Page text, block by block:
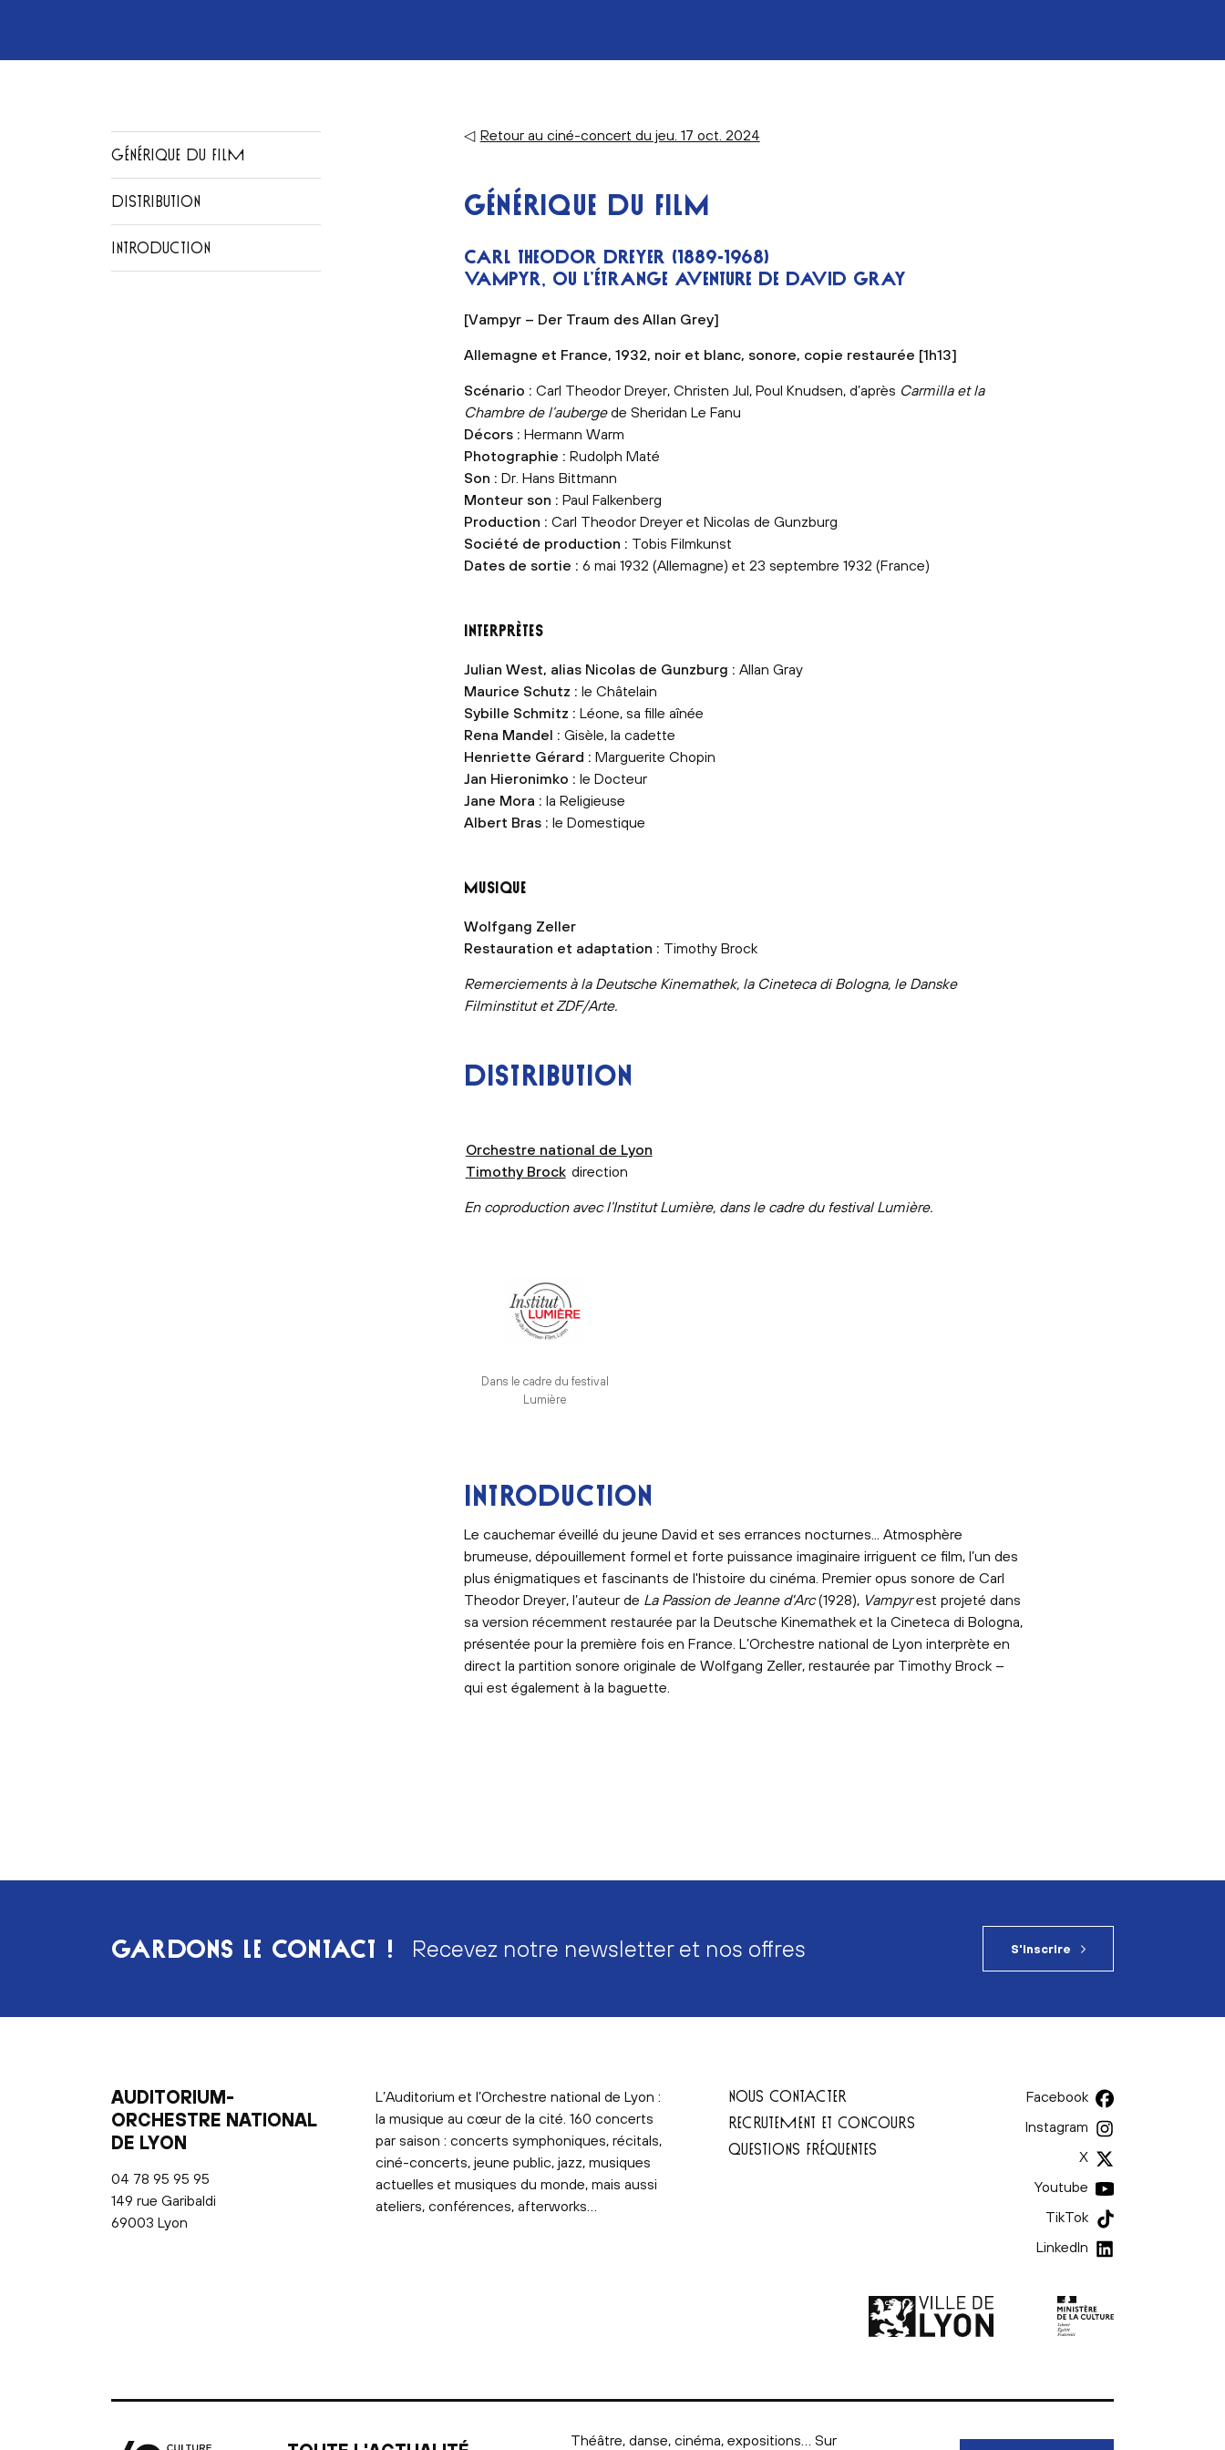
GÉNÉRIQUE DU FILM
DISTRIBUTION
INTRODUCTION
◁ Retour au ciné-concert du jeu. 17 oct. 2024
GÉNÉRIQUE DU FILM
CARL THEODOR DREYER (1889-1968)
VAMPYR, OU L’ÉTRANGE AVENTURE DE DAVID GRAY
[Vampyr – Der Traum des Allan Grey]
Allemagne et France, 1932, noir et blanc, sonore, copie restaurée [1h13]
Scénario : Carl Theodor Dreyer, Christen Jul, Poul Knudsen, d’après Carmilla et la
Chambre de l’aubergede Sheridan Le Fanu
Décors : Hermann Warm
Photographie : Rudolph Maté
Son : Dr. Hans Bittmann
Monteur son : Paul Falkenberg
Production : Carl Theodor Dreyer et Nicolas de Gunzburg
Société de production : Tobis Filmkunst
Dates de sortie : 6 mai 1932 (Allemagne) et 23 septembre 1932 (France)
INTERPRÈTES
Julian West, alias Nicolas de Gunzburg : Allan Gray
Maurice Schutz : le Châtelain
Sybille Schmitz : Léone, sa fille aînée
Rena Mandel : Gisèle, la cadette
Henriette Gérard : Marguerite Chopin
Jan Hieronimko : le Docteur
Jane Mora : la Religieuse
Albert Bras : le Domestique
MUSIQUE
Wolfgang Zeller
Restauration et adaptation : Timothy Brock
Remerciements à la Deutsche Kinemathek, la Cineteca di Bologna, le Danske
Filminstitut et ZDF/Arte.
DISTRIBUTION
Orchestre national de Lyon
Timothy Brock direction
En coproduction avec l’Institut Lumière, dans le cadre du festival Lumière.
Dans le cadre du festival
Lumière
INTRODUCTION
Le cauchemar éveillé du jeune David et ses errances nocturnes... Atmosphère
brumeuse, dépouillement formel et forte puissance imaginaire irriguent ce film, l’un des
plus énigmatiques et fascinants de l'histoire du cinéma. Premier opus sonore de Carl
Theodor Dreyer, l’auteur de La Passion de Jeanne d'Arc(1928), Vampyrest projeté dans
sa version récemment restaurée par la Deutsche Kinemathek et la Cineteca di Bologna,
présentée pour la première fois en France. L’Orchestre national de Lyon interprète en
direct la partition sonore originale de Wolfgang Zeller, restaurée par Timothy Brock –
qui est également à la baguette.
GARDONS LE CONTACT ! Recevez notre newsletter et nos offres S'inscrire
AUDITORIUM-
ORCHESTRE NATIONAL
DE LYON
04 78 95 95 95
149 rue Garibaldi
69003 Lyon
L’Auditorium et l’Orchestre national de Lyon :
la musique au cœur de la cité. 160 concerts
par saison : concerts symphoniques, récitals,
ciné-concerts, jeune public, jazz, musiques
actuelles et musiques du monde, mais aussi
ateliers, conférences, afterworks…
NOUS CONTACTER
RECRUTEMENT ET CONCOURS
QUESTIONS FRÉQUENTES
Facebook
Instagram
X
Youtube
TikTok
LinkedIn
Ville de Lyon | lien externe
Théâtre, danse, cinéma, expositions… Sur